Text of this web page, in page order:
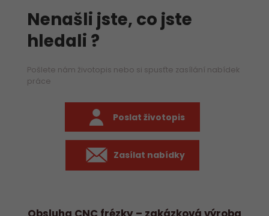
Nenašli jste, co jste
hledali ?
Pošlete nám životopis nebo si spusťte zasílání nabídek
práce
Poslat životopis
Zasílat nabídky